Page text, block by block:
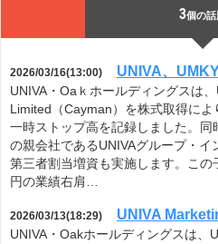
3個の話
2026/03/16(13:00) UNIVA、
UNIVA・Oaｋホールディングスは
Limited（Cayman）を株式取得によ
一時ストップ高を記録しました。
の親会社であるUNIVAグループ・イ
第三者割当増資も実施します。こ
円の業績右肩…
2026/03/13(18:29) UNIVA
UNIVA・Oakホールディングスは、